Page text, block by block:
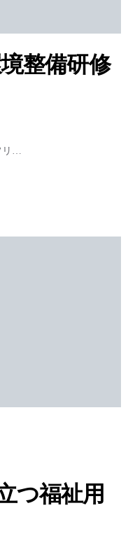
整備研修
リ…
つ福祉用